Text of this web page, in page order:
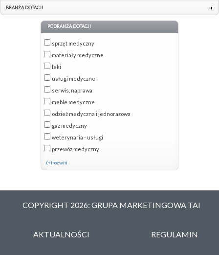
BRANŻA DOTACJI
PODRANŻA DOTACJI
sprzęt medyczny
materiały medyczne
leki
usługi medyczne
serwis, naprawa
meble medyczne
odzież medyczna i jednorazowa
gaz medyczny
weterynaria - usługi
przewóz medyczny
(+)rozwiń
COPYRIGHT 2026: GRUPA MARKETINGOWA TAI
AKTUALNOŚCI REGULAMIN